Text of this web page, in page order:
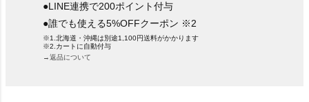
●LINE連携で200ポイント付与
●誰でも使える5%OFFクーポン ※2
※1.北海道・沖縄は別途1,100円送料がかかります
※2.カートに自動付与
→返品について